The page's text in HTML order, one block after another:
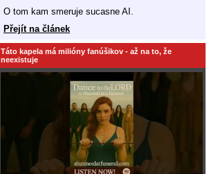
O tom kam smeruje sucasne AI.
Přejít na článek
Táto kapela má milióny fanúšikov - až na to, že
neexistuje